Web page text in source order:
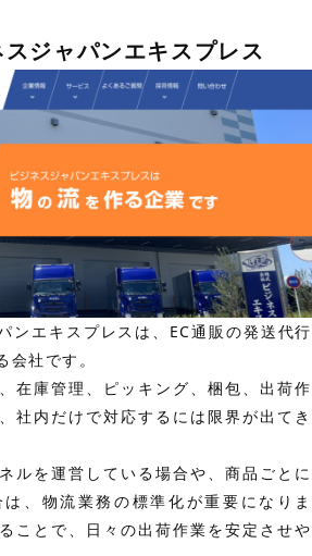
ジャパンエキスプレス
ンエキスプレスは、EC通販の発送代行
社です。
在庫管理、ピッキング、梱包、出荷作
社内だけで対応するには限界が出てき
ルを運営している場合や、商品ごとに
、物流業務の標準化が重要になりま
ことで、日々の出荷作業を安定させや